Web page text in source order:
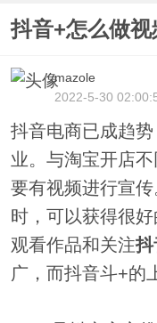
抖音+怎么做
mazole
2022-5-30
抖音电商已成趋
业。与淘宝开店不
要有视频进行宣
时，可以获得很
观看作品和关注抖
广，而抖音斗+的